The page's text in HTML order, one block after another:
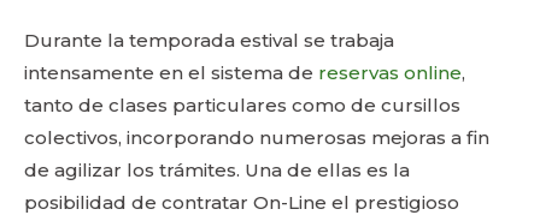
Durante la temporada estival se trabaja
intensamente en el sistema de reservas online,
tanto de clases particulares como de cursillos
colectivos, incorporando numerosas mejoras a fin
de agilizar los trámites. Una de ellas es la
posibilidad de contratar On-Line el prestigioso